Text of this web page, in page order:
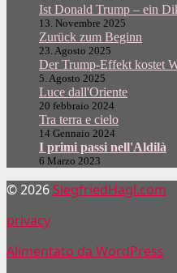
Ist Donald Trump – ein
13. Novembre 2025
Zurück zum Beginn
23. Agosto 2025
Der Trump-Effekt kostet
5. Agosto 2025
Luce dall'Oriente
20 febbraio 2024
Tra terra e cielo
14 Gennaio 2024
I primi passi nell'Aldilà
6 Marzo 2023
© 2026 SiegfriedHagl.com
privacy
Alimentato da WordPress